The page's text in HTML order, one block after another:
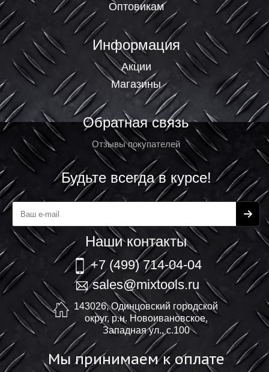
Оптовикам
Информация
Акции
Магазины
Обратная связь
Отзывы покупателей
Будьте всегда в курсе!
Наши контакты
+7 (499) 714-04-04
sales@mixtools.ru
143026, Одинцовский городской
округ, р.н. Новоивановское,
Западная ул., с.100
Мы принимаем к оплате